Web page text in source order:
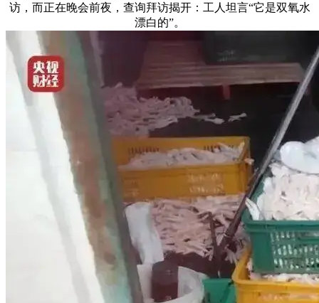
访，而正在晚会前夜，查询拜访揭开：工人坦言“它是双氧水
漂白的”。